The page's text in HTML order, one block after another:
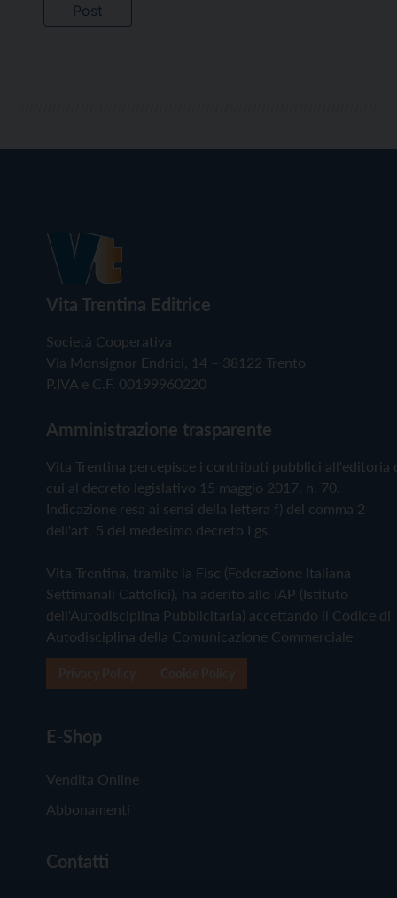
Vita Trentina Editrice
Società Cooperativa
Via Monsignor Endrici, 14 – 38122 Trento
P.IVA e C.F. 00199960220
Amministrazione trasparente
Vita Trentina percepisce i contributi pubblici all'editoria
cui al decreto legislativo 15 maggio 2017, n. 70.
Indicazione resa ai sensi della lettera f) del comma 2
dell'art. 5 del medesimo decreto Lgs.
Vita Trentina, tramite la Fisc (Federazione Italiana
Settimanali Cattolici), ha aderito allo IAP (Istituto
dell'Autodisciplina Pubblicitaria) accettando il Codice di
Autodisciplina della Comunicazione Commerciale
E-Shop
Vendita Online
Abbonamenti
Contatti